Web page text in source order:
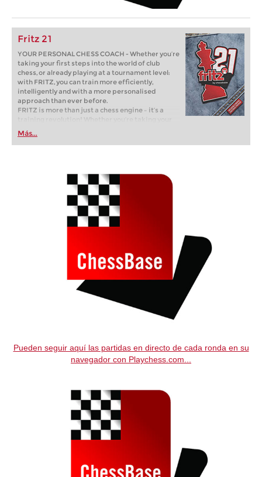
Fritz 21
YOUR PERSONAL CHESS COACH - Whether you’re
taking your first steps into the world of club
chess, or already playing at a tournament level:
with FRITZ, you can train more efficiently,
intelligently and with a more personalised
approach than ever before.
FRITZ is more than just a chess engine – it’s a
training revolution! Whether you’re taking your
first steps into the world of club chess, or already
playing at a tournament level: with FRITZ, you can
train more efficiently, intelligently and with a
Más...
Pueden seguir aquí las partidas en directo de cada ronda en su
navegador con Playchess.com...